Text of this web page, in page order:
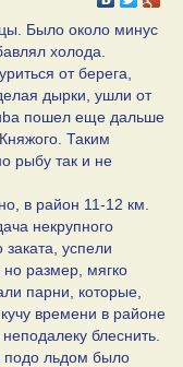
Было около минус
холода.
от берега,
дырки, ушли от
пошел еще дальше
Таким
рыбу так и не
в район 11-12 км.
некрупного
успели
размер, мягко
парни, которые,
времени в районе
блеснить.
подо льдом было